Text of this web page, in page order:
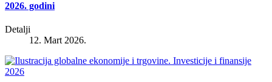
2026. godini
Detalji
12. Mart 2026.